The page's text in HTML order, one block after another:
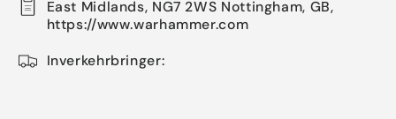
East Midlands, NG7 2WS Nottingham, GB,
https://www.warhammer.com
Inverkehrbringer: